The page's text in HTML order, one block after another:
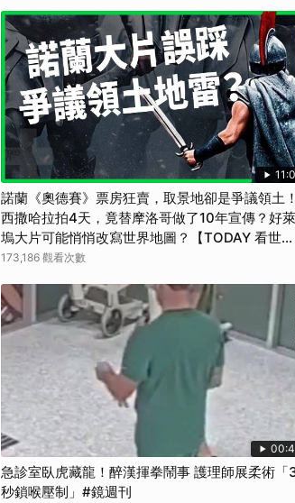
諾蘭《奧德賽》票房狂賣，取景地卻是爭議領土！
西撒哈拉拍4天，竟替摩洛哥做了10年宣傳？好萊
塢大片可能悄悄改寫世界地圖？【TODAY 看世
界】
173,186 觀看次數
急診室臥虎藏龍！醉漢揮拳鬧事 護理師展柔術「
秒鎖喉壓制」#鏡週刊